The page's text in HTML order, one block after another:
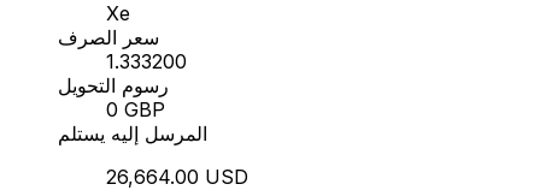
Xe
سعر الصرف
1.333200
رسوم التحويل
0 GBP
المرسل إليه يستلم
26,664.00 USD